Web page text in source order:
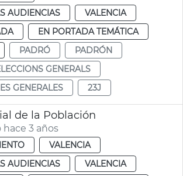
AUDIENCIAS
VALENCIA
EN PORTADA TEMÁTICA
PADRÓ
PADRÓN
GENERALS
GENERALES
23J
de la Población
3 años
VALENCIA
AUDIENCIAS
VALENCIA